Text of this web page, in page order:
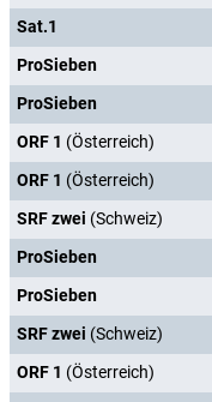
Sat.1
ProSieben
ProSieben
ORF 1 (Österreich)
ORF 1 (Österreich)
SRF zwei (Schweiz)
ProSieben
ProSieben
SRF zwei (Schweiz)
ORF 1 (Österreich)